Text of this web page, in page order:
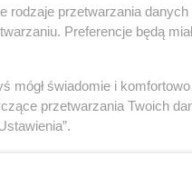
rodzaje przetwarzania
Preferencje będą
mógł świadomie i
przetwarzania Twoich